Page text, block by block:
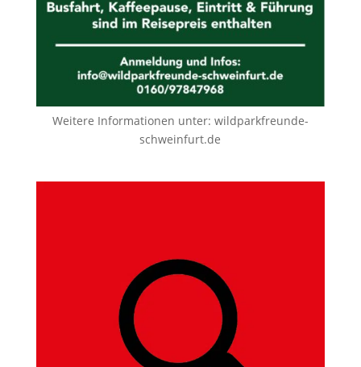
Weitere Informationen unter: wildparkfreunde-
schweinfurt.de